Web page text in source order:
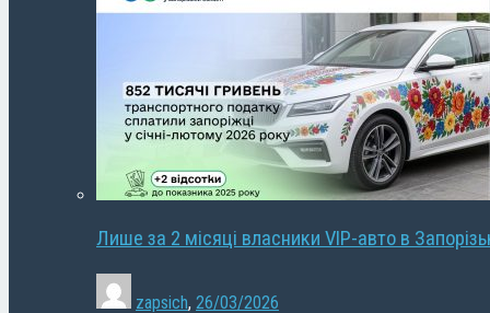
Лише за 2 місяці власники VIP-авто в
zapsich, 26/03/2026